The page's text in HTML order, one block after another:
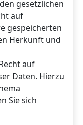
gesetzlichen
auf
gespeicherten
Herkunft und
auf
Daten. Hierzu
Sie sich